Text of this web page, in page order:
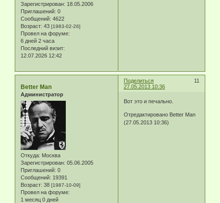
Зарегистрирован: 18.05.2006
Приглашений: 0
Сообщений: 4622
Возраст: 43 [1983-02-26]
Провел на форуме:
6 дней 2 часа
Последний визит:
12.07.2026 12:42
Поделиться
11
27.05.2013 10:36
Better Man
Администратор
Откуда: Москва
Зарегистрирован: 05.06.2005
Приглашений: 0
Сообщений: 19391
Возраст: 38 [1987-10-09]
Провел на форуме:
1 месяц 0 дней
Вот это и печально.
Отредактировано Better Man
(27.05.2013 10:36)